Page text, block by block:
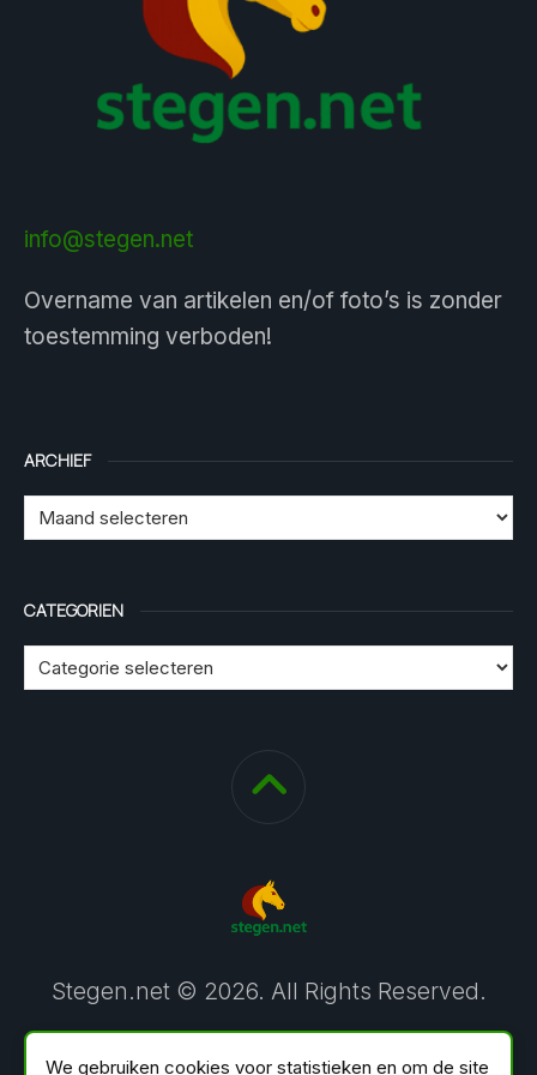
info@stegen.net
Overname van artikelen en/of foto’s is zonder
toestemming verboden!
ARCHIEF
CATEGORIEN
Stegen.net © 2026. All Rights Reserved.
We gebruiken cookies voor statistieken en om de site